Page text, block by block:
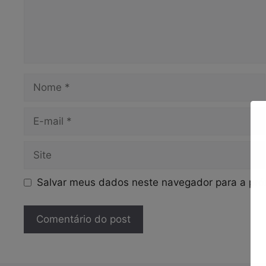
Nome
Site
Salvar meus dados neste navegador para a